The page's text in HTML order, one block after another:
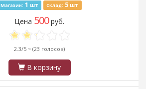
Магазин: 1 шт Склад: 5 шт
Цена 500руб.
2.3/5 ~ (23 голосов)
В корзину